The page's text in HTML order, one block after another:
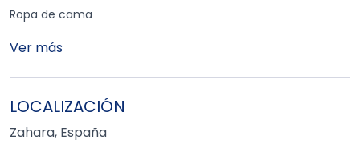
Ropa de cama
Ver más
LOCALIZACIÓN
Zahara, España